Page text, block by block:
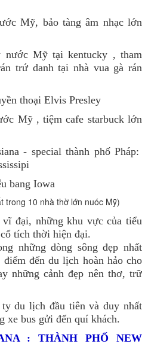
Mỹ, bảo tàng âm nhạc lớn
nước Mỹ tại kentucky , tham
trứ danh tại nhà vua gà rán
thoại Elvis Presley
Mỹ , tiệm cafe starbuck lớn
- special thành phố Pháp:
bang Iowa
trong 10 nhà thờ lớn nuóc Mỹ)
đại, những khu vực của tiểu
tích thời hiện đại.
những dòng sông đẹp nhất
đến du lịch hoàn hảo cho
những cảnh đẹp nên thơ, trữ
du lịch đầu tiên và duy nhất
xe bus gửi đến quí khách.
: THÀNH PHỐ NEW